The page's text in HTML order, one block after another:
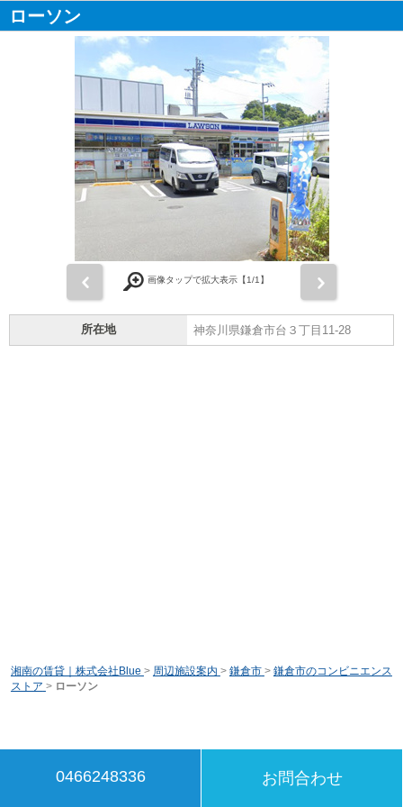
ローソン
画像タップで拡大表示【1/1】
所在地 神奈川県鎌倉市台３丁目11-28
湘南の賃貸｜株式会社Blue > 周辺施設案内 > 鎌倉市 > 鎌倉市のコンビニエンス
ストア > ローソン
0466248336 お問合わせ